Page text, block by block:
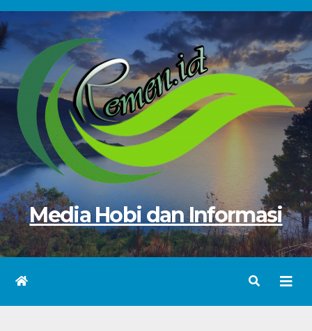
Skip
to
content
Media Hobi dan Informasi